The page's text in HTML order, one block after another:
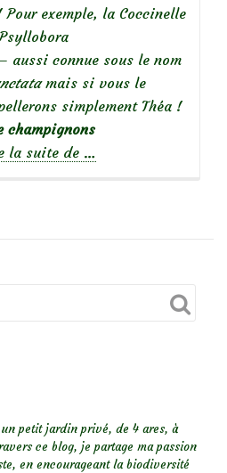
exemple, la Coccinelle
connue sous le nom
mais si vous le
simplement Théa !
champignons
la suite de
coccinelle
22
…
petit jardin privé, de 4 ares, à
ce blog, je partage ma passion
en encourageant la biodiversité